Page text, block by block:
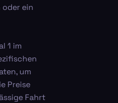
ein
1 im
um
Preise
Fahrt